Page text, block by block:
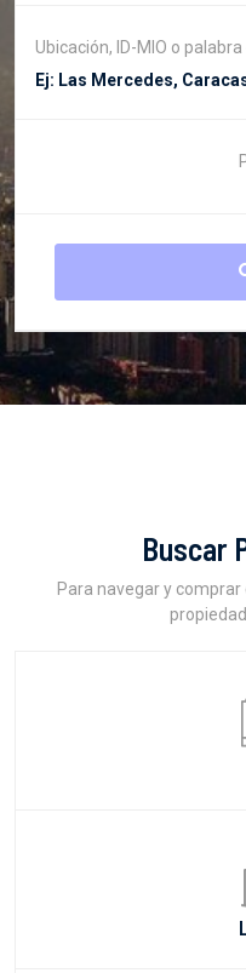
Ubicación, ID-MIO o palabra
Buscar
Para navegar y